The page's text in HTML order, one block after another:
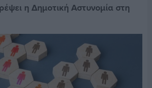
η Δημοτική Αστυνομία στη